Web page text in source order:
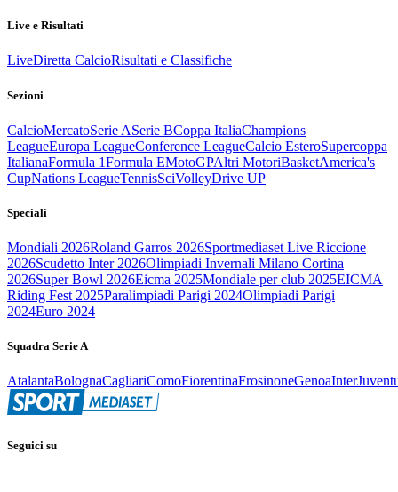
Live e Risultati
LiveDiretta CalcioRisultati e Classifiche
Sezioni
CalcioMercatoSerie ASerie BCoppa ItaliaChampions
LeagueEuropa LeagueConference LeagueCalcio EsteroSupercoppa
ItalianaFormula 1Formula EMotoGPAltri MotoriBasketAmerica's
CupNations LeagueTennisSciVolleyDrive UP
Speciali
Mondiali 2026Roland Garros 2026Sportmediaset Live Riccione
2026Scudetto Inter 2026Olimpiadi Invernali Milano Cortina
2026Super Bowl 2026Eicma 2025Mondiale per club 2025EICMA
Riding Fest 2025Paralimpiadi Parigi 2024Olimpiadi Parigi
2024Euro 2024
Squadra Serie A
AtalantaBolognaCagliariComoFiorentinaFrosinoneGenoaInter
Seguici su